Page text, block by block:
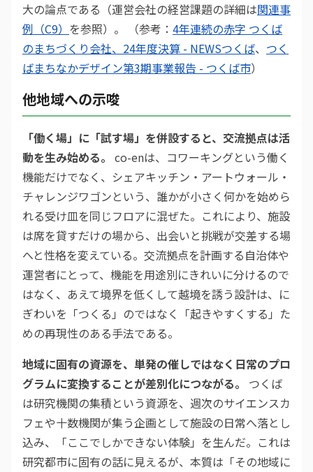
大の論点である（運営会社の経営課題の詳細は関連事
例（C9） を参照）。 （参考： 4年連続の赤字 つくば
のまちづくり会社、24年度決算 - NEWSつくば、 つく
ばまちなかデザイン第3期事業報告 - つくば市）
他地域への示唆
「働く場」に「試す場」を併設すると、交流拠点は活
動を生み始める。 co-enは、コワーキングという働く
機能だけでなく、シェアキッチン・アートウォール・
チャレンジワゴンという、誰かが小さく何かを始めら
れる受け皿を同じフロアに混ぜた。これにより、施設
は席を貸すだけの場から、出会いと挑戦が交差する場
へと性格を変えている。交流拠点を計画する自治体や
運営者にとって、機能を用途別にきれいに分けるので
はなく、あえて境界を低くして越境を誘う設計は、に
ぎわいを「つくる」のではなく「起きやすくする」た
めの再現性のある手法である。
地域に固有の資源を、単発の催しではなく日常のプロ
グラムに変換することが差別化につながる。
つくば
は研究機関の集積という資源を、週次のサイエンスカ
フェや十数機関が集う企画として施設の日常へ落とし
込み、「ここでしかできない体験」を生んだ。これは
研究都市に固有の話に見えるが、本質は「その地域に